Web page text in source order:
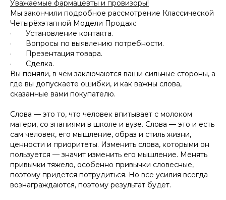
Уважаемые фармацевты и провизоры!
Мы закончили подробное рассмотрение Классической
Четырёхэтапной Модели Продаж:
· Установление контакта.
· Вопросы по выявлению потребности.
· Презентация товара.
· Сделка.
Вы поняли, в чём заключаются ваши сильные стороны, а
где вы допускаете ошибки, и как важны слова,
сказанные вами покупателю.
Слова — это то, что человек впитывает с молоком
матери, со знаниями в школе и вузе. Слова — это и есть
сам человек, его мышление, образ и стиль жизни,
ценности и приоритеты. Изменить слова, которыми он
пользуется — значит изменить его мышление. Менять
привычки тяжело, особенно привычки словесные,
поэтому придётся потрудиться. Но все усилия всегда
вознаграждаются, поэтому результат будет.